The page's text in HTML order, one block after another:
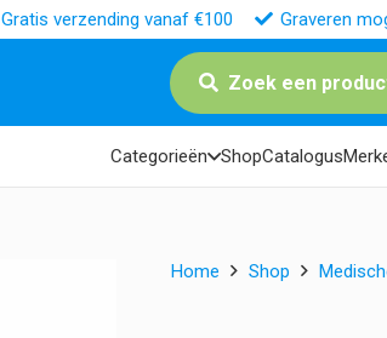
Gratis verzending vanaf €100 Graveren
Zoek een
Categorieën ShopCatalogus
Home Shop